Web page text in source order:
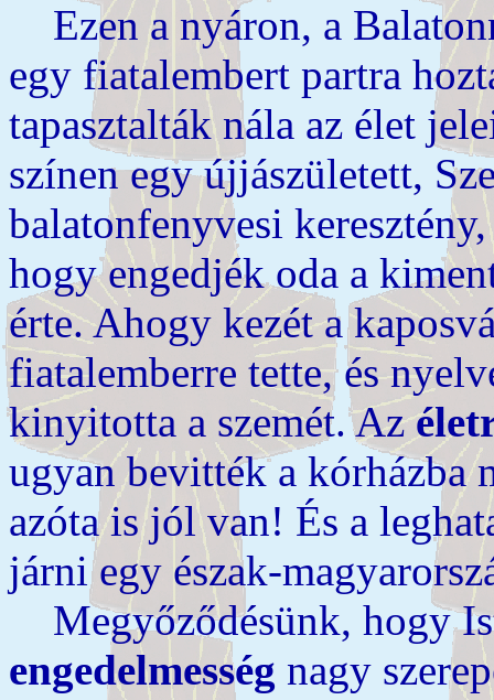
Ezen a nyáron, a
egy fiatalembert partra
tapasztalták nála az élet
színen egy újjászületett,
balatonfenyvesi
hogy engedjék oda a
érte. Ahogy kezét a
fiatalemberre tette, és
kinyitotta a szemét. Az
ugyan bevitték a kórházba
azóta is jól van! És a
járni egy észak-
Megyőződésünk, hogy
engedelmesség nagy